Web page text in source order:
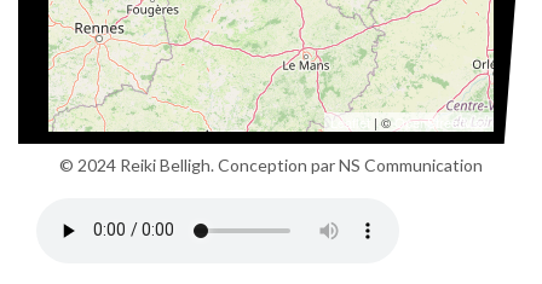
Leaflet | © OpenStreetMap
© 2024 Reiki Belligh. Conception parNS Communication